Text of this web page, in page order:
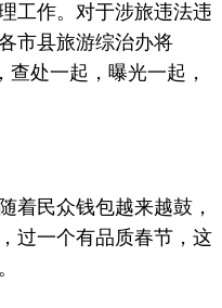
工作。对于涉旅违法违
市县旅游综治办将
查处一起，曝光一起，
民众钱包越来越鼓，
过一个有品质春节，这